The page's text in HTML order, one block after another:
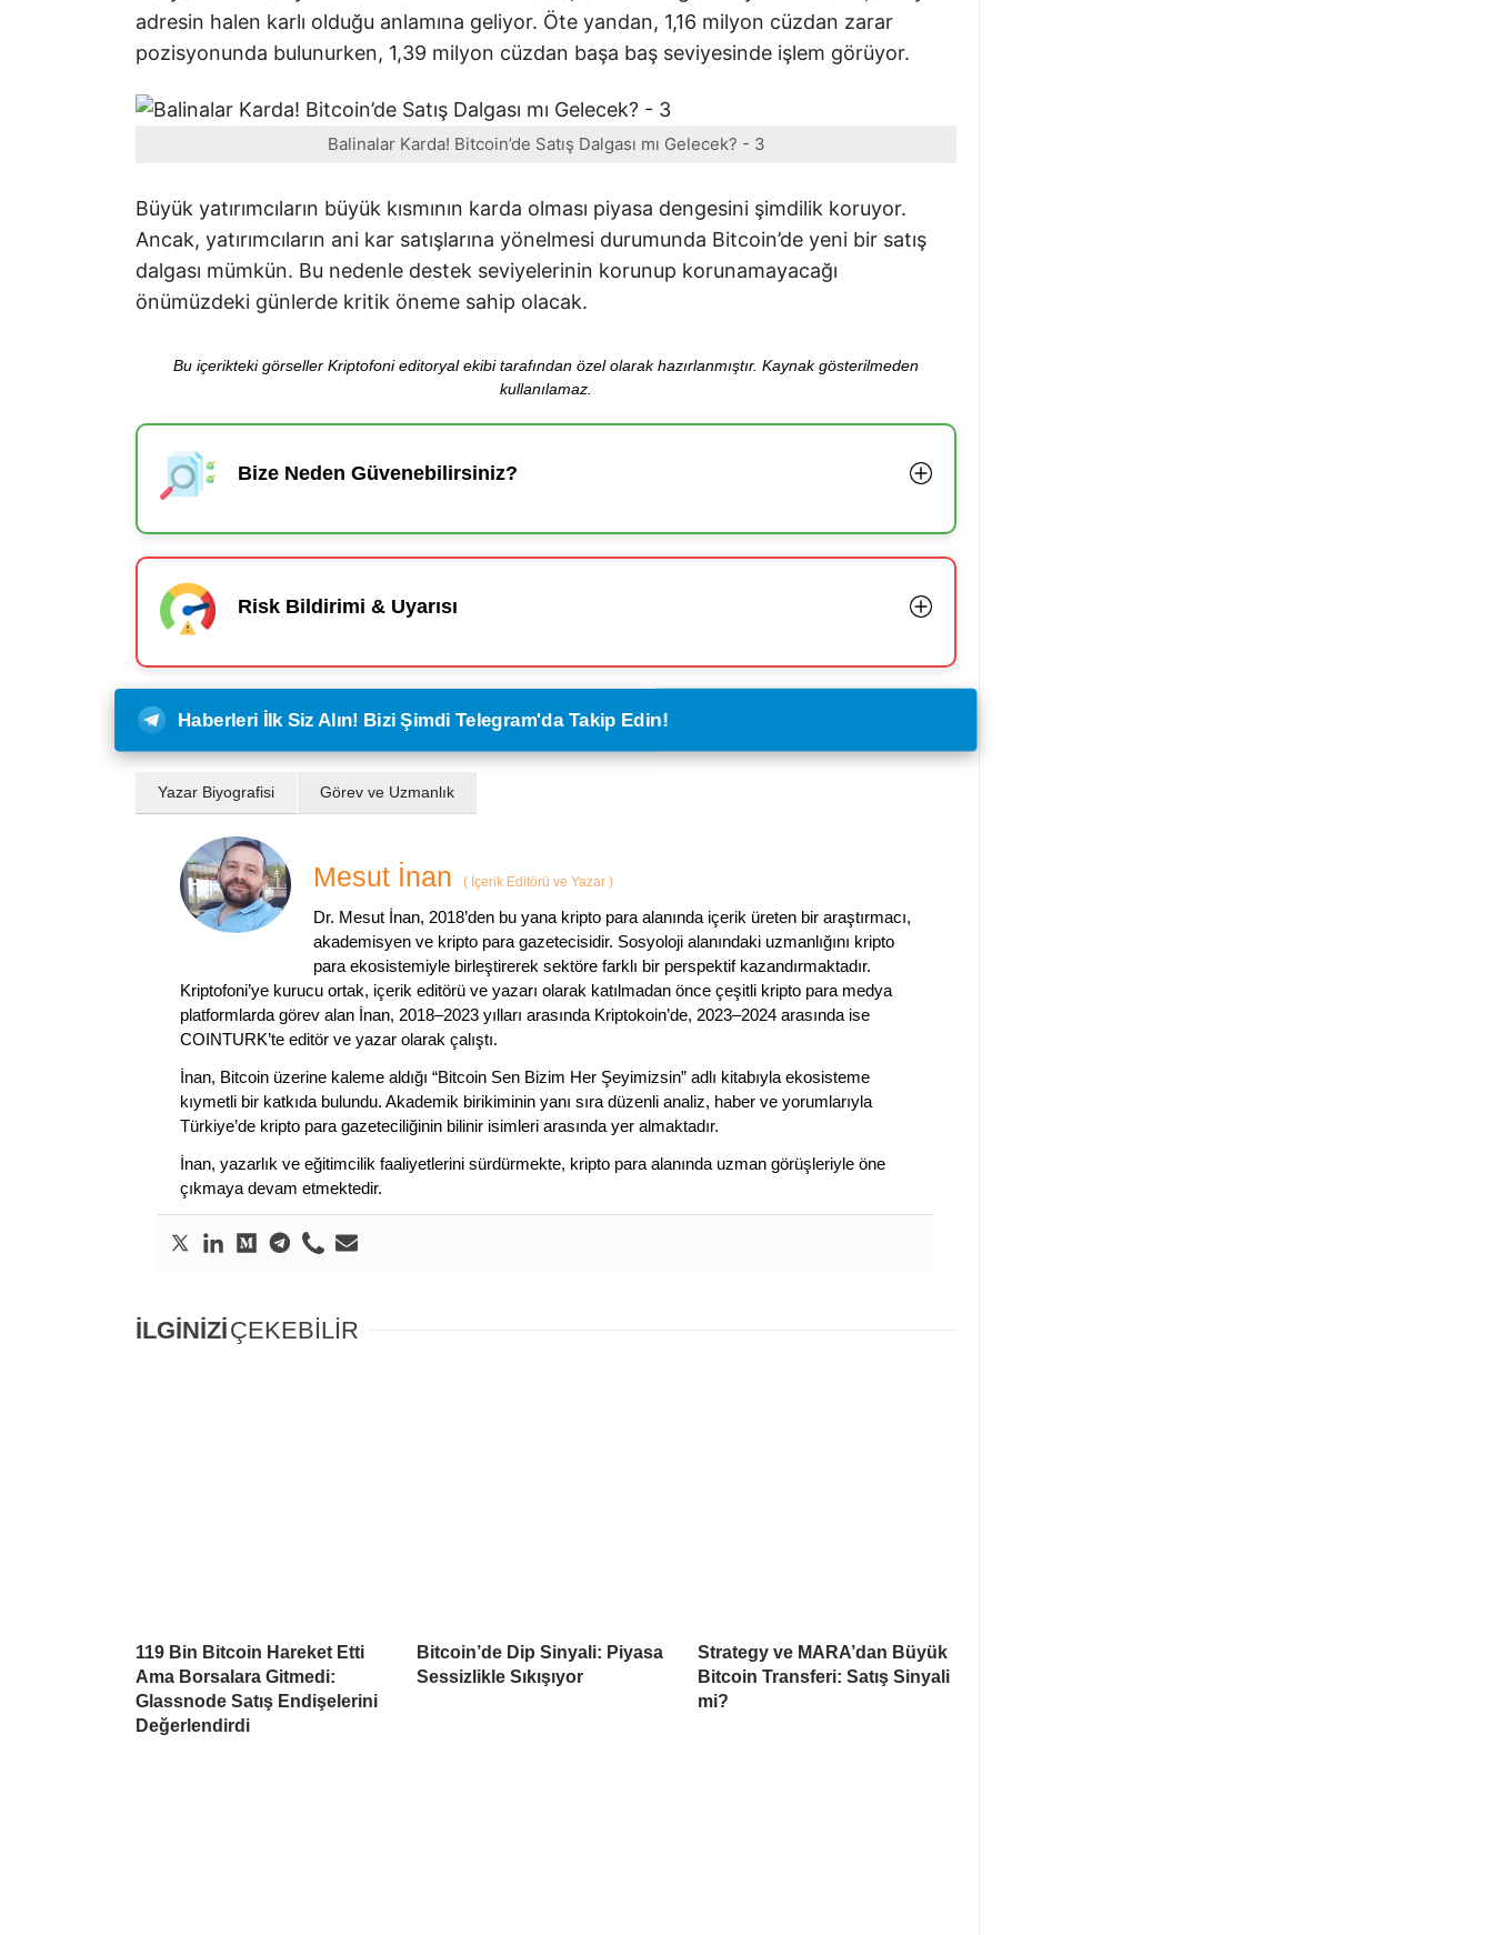
adresin halen karlı olduğu anlamına geliyor. Öte yandan, 1,16 milyon cüzdan zarar
pozisyonunda bulunurken, 1,39 milyon cüzdan başa baş seviyesinde işlem görüyor.
Balinalar Karda! Bitcoin’de Satış Dalgası mı Gelecek? - 3
Büyük yatırımcıların büyük kısmının karda olması piyasa dengesini şimdilik koruyor.
Ancak, yatırımcıların ani kar satışlarına yönelmesi durumunda Bitcoin’de yeni bir satış
dalgası mümkün. Bu nedenle destek seviyelerinin korunup korunamayacağı
önümüzdeki günlerde kritik öneme sahip olacak.
Bu içerikteki görseller Kriptofoni editoryal ekibi tarafından özel olarak hazırlanmıştır. Kaynak gösterilmeden
kullanılamaz.
Bize Neden Güvenebilirsiniz?
Risk Bildirimi & Uyarısı
Haberleri İlk Siz Alın! Bizi Şimdi Telegram'da Takip Edin!
Yazar Biyografisi Görev ve Uzmanlık
Mesut İnan ( İçerik Editörü ve Yazar )
Dr. Mesut İnan, 2018’den bu yana kripto para alanında içerik üreten bir araştırmacı,
akademisyen ve kripto para gazetecisidir. Sosyoloji alanındaki uzmanlığını kripto
para ekosistemiyle birleştirerek sektöre farklı bir perspektif kazandırmaktadır.
Kriptofoni’ye kurucu ortak, içerik editörü ve yazarı olarak katılmadan önce çeşitli kripto para medya
platformlarda görev alan İnan, 2018–2023 yılları arasında Kriptokoin’de, 2023–2024 arasında ise
COINTURK’te editör ve yazar olarak çalıştı.
İnan, Bitcoin üzerine kaleme aldığı “Bitcoin Sen Bizim Her Şeyimizsin” adlı kitabıyla ekosisteme
kıymetli bir katkıda bulundu. Akademik birikiminin yanı sıra düzenli analiz, haber ve yorumlarıyla
Türkiye’de kripto para gazeteciliğinin bilinir isimleri arasında yer almaktadır.
İnan, yazarlık ve eğitimcilik faaliyetlerini sürdürmekte, kripto para alanında uzman görüşleriyle öne
çıkmaya devam etmektedir.
İLGİNİZİÇEKEBİLİR
119 Bin Bitcoin Hareket Etti
Ama Borsalara Gitmedi:
Glassnode Satış Endişelerini
Değerlendirdi
Bitcoin’de Dip Sinyali: Piyasa
Sessizlikle Sıkışıyor
Strategy ve MARA’dan Büyük
Bitcoin Transferi: Satış Sinyali
mi?